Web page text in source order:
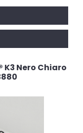
Nero Chiaro